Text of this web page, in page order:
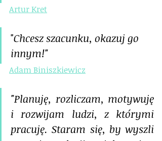
Artur Kret
"Chcesz szacunku, okazuj go
innym!"
Adam Biniszkiewicz
"Planuję, rozliczam, motywuję
i rozwijam ludzi, z którymi
pracuję. Staram się, by wyszli